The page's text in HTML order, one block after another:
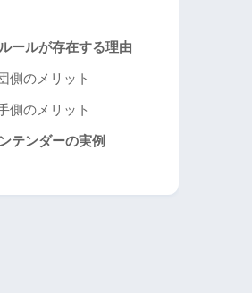
ールが存在する理由
側のメリット
側のメリット
テンダーの実例